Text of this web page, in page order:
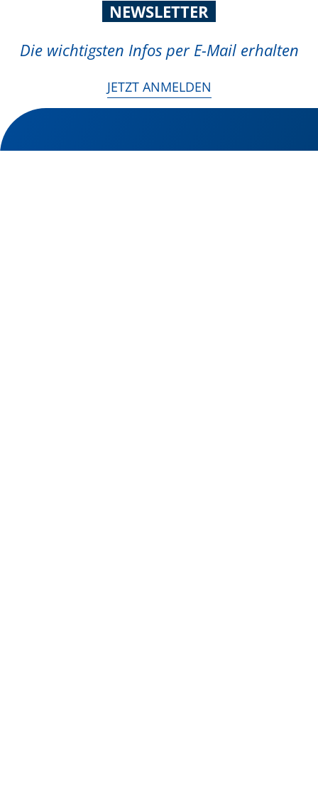
NEWSLETTER
Die wichtigsten Infos per E-Mail erhalten
JETZT ANMELDEN